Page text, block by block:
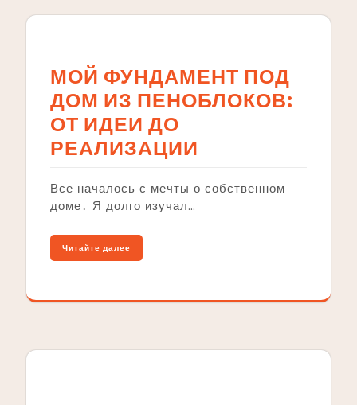
МОЙ ФУНДАМЕНТ ПОД
ДОМ ИЗ ПЕНОБЛОКОВ:
ОТ ИДЕИ ДО
РЕАЛИЗАЦИИ
Все началось с мечты о собственном
доме․ Я долго изучал…
Читайте далее